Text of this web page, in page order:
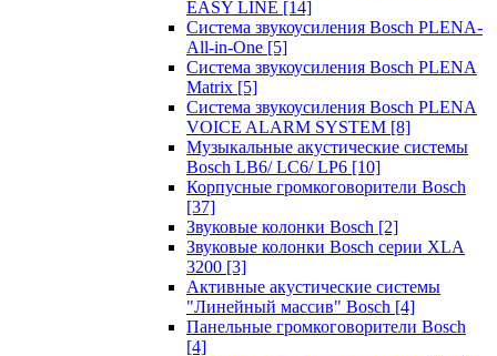
EASY LINE [14]
Система звукоусиления Bosch PLENA-
All-in-One [5]
Система звукоусиления Bosch PLENA
Matrix [5]
Система звукоусиления Bosch PLENA
VOICE ALARM SYSTEM [8]
Музыкальные акустические системы
Bosch LB6/ LC6/ LP6 [10]
Корпусные громкоговорители Bosch
[37]
Звуковые колонки Bosch [2]
Звуковые колонки Bosch серии XLA
3200 [3]
Активные акустические системы
"Линейный массив" Bosch [4]
Панельные громкоговорители Bosch
[4]